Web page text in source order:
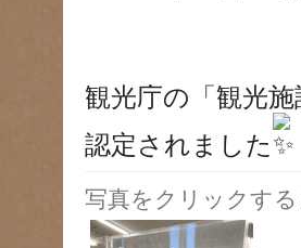
観光庁の「観光
認定されました
写真をクリックす